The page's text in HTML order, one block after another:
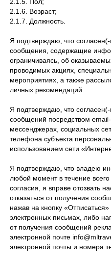
2.1.6. Возраст;
2.1.7. Должность.
Я подтверждаю, что
сообщения, содержащие
ограничиваясь, об
проводимых акциях,
мероприятиях, а также
личных рекомендаций.
Я подтверждаю, что
сообщений посредством
мессенджерах, социальных
телефона субъекта
использованием сети
Я подтверждаю, что владею
любой момент в течение
согласия, я вправе отозвать
отказаться от получения
нажав на кнопку
электронных письмах, либо
от получения сообщений
электронной почте
электронной почты и номера
Cближаем партнеров
Мерч со смыслом